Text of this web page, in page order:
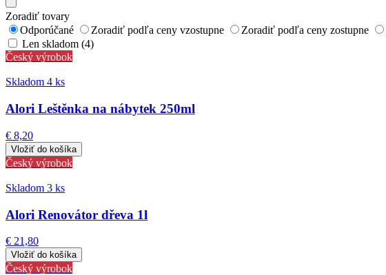
Zoradiť tovary
Odporúčané
Zoradiť podľa ceny vzostupne Zoradiť podľa ceny zostupne
Len skladom (4)
Český výrobok
Skladom 4 ks
Alori Leštěnka na nábytek 250ml
€ 8,20
Český výrobok
Skladom 3 ks
Alori Renovátor dřeva 1l
€ 21,80
Český výrobok